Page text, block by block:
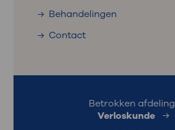
Behandelingen
Contact
Betrokken afdeling
Verloskunde